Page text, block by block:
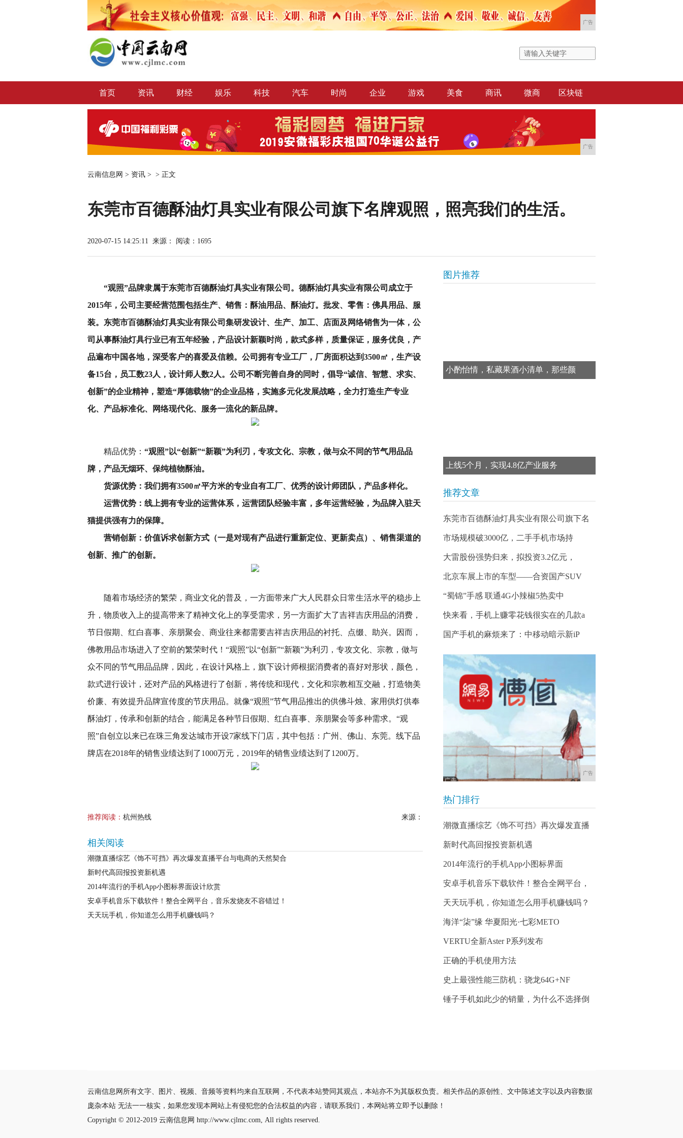
广告
首页 资讯 财经 娱乐 科技 汽车 时尚 企业 游戏 美食 商讯 微商 区块链
广告
云南信息网 > 资讯 > > 正文
东莞市百德酥油灯具实业有限公司旗下名牌观照，照亮我们的生活。
2020-07-15 14:25:11 来源： 阅读：1695
“观照”品牌隶属于东莞市百德酥油灯具实业有限公司。德酥油灯具实业有限公司成立于
2015年，公司主要经营范围包括生产、销售：酥油用品、酥油灯。批发、零售：佛具用品、服
装。东莞市百德酥油灯具实业有限公司集研发设计、生产、加工、店面及网络销售为一体，公
司从事酥油灯具行业已有五年经验，产品设计新颖时尚，款式多样，质量保证，服务优良，产
品遍布中国各地，深受客户的喜爱及信赖。公司拥有专业工厂，厂房面积达到3500㎡，生产设
备15台，员工数23人， 设计师人数2人。 公司不断完善自身的同时，倡导“诚信、智慧、求实、
创新”的企业精神，塑造“厚德载物”的企业品格，实施多元化发展战略，全力打造生产专业
化、产品标准化、网络现代化、服务一流化的新品牌。
精品优势： “观照”以“创新”“新颖”为利刃，专攻文化、宗教，做与众不同的节气用品品
牌，产品无烟环、保纯植物酥油。
货源优势：我们拥有3500㎡平方米的专业自有工厂、优秀的设计师团队，产品多样化。
运营优势：线上拥有专业的运营体系，运营团队经验丰富，多年运营经验，为品牌入驻天
猫提供强有力的保障。
营销创新：价值诉求创新方式（一是对现有产品进行重新定位、更新卖点）、销售渠道的
创新、推广的创新。
随着市场经济的繁荣，商业文化的普及，一方面带来广大人民群众日常生活水平的稳步上
升，物质收入上的提高带来了精神文化上的享受需求，另一方面扩大了吉祥吉庆用品的消费，
节日假期、红白喜事、亲朋聚会、商业往来都需要吉祥吉庆用品的衬托、点缀、助兴。因而，
佛教用品市场进入了空前的繁荣时代！“观照”以“创新”“新颖”为利刃，专攻文化、宗教，做与
众不同的节气用品品牌，因此，在设计风格上，旗下设计师根据消费者的喜好对形状，颜色，
款式进行设计，还对产品的风格进行了创新，将传统和现代，文化和宗教相互交融，打造物美
价廉、有效提升品牌宣传度的节庆用品。就像“观照”节气用品推出的供佛斗烛、家用供灯供奉
酥油灯，传承和创新的结合，能满足各种节日假期、红白喜事、亲朋聚会等多种需求。“观
照”自创立以来已在珠三角发达城市开设7家线下门店，其中包括：广州、佛山、东莞。线下品
牌店在2018年的销售业绩达到了1000万元，2019年的销售业绩达到了1200万。
推荐阅读： 杭州热线 来源：
相关阅读
潮微直播综艺《饰不可挡》再次爆发直播平台与电商的天然契合
新时代高回报投资新机遇
2014年流行的手机App小图标界面设计欣赏
安卓手机音乐下载软件！整合全网平台，音乐发烧友不容错过！
天天玩手机，你知道怎么用手机赚钱吗？
图片推荐
小酌怡情，私藏果酒小清单，那些颜
上线5个月，实现4.8亿产业服务
推荐文章
东莞市百德酥油灯具实业有限公司旗下名
市场规模破3000亿，二手手机市场持
大雷股份强势归来，拟投资3.2亿元，
北京车展上市的车型——合资国产SUV
“蜀锦”手感 联通4G小辣椒5热卖中
快来看，手机上赚零花钱很实在的几款a
国产手机的麻烦来了：中移动暗示新iP
广告
热门排行
潮微直播综艺《饰不可挡》再次爆发直播
新时代高回报投资新机遇
2014年流行的手机App小图标界面
安卓手机音乐下载软件！整合全网平台，
天天玩手机，你知道怎么用手机赚钱吗？
海洋“柒”缘 华夏阳光·七彩METO
VERTU全新Aster P系列发布
正确的手机使用方法
史上最强性能三防机：骁龙64G+NF
锤子手机如此少的销量，为什么不选择倒
云南信息网所有文字、图片、视频、音频等资料均来自互联网，不代表本站赞同其观点，本站亦不为其版权负责。相关作品的原创性、文中陈述文字以及内容数据
庞杂本站 无法一一核实，如果您发现本网站上有侵犯您的合法权益的内容，请联系我们，本网站将立即予以删除！
Copyright © 2012-2019 云南信息网 http://www.cjlmc.com, All rights reserved.